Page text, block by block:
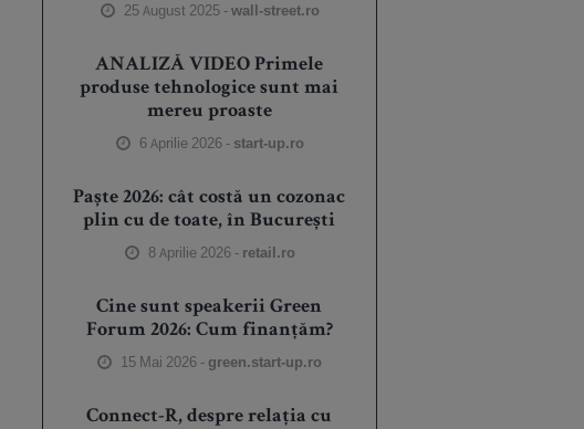
25 August 2025 -wall-street.ro
ANALIZĂ VIDEO Primele
produse tehnologice sunt mai
mereu proaste
6 Aprilie 2026 - start-up.ro
Paște 2026: cât costă un cozonac
plin cu de toate, în București
8 Aprilie 2026 - retail.ro
Cine sunt speakerii Green
Forum 2026: Cum finanțăm?
15 Mai 2026 - green.start-up.ro
Connect-R, despre relația cu